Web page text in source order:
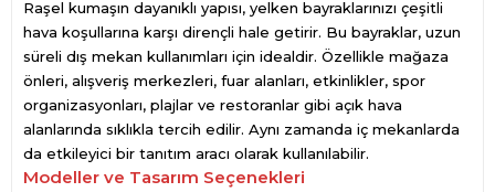
Raşel kumaşın dayanıklı yapısı, yelken bayraklarınızı çeşitli
hava koşullarına karşı dirençli hale getirir. Bu bayraklar, uzun
süreli dış mekan kullanımları için idealdir. Özellikle mağaza
önleri, alışveriş merkezleri, fuar alanları, etkinlikler, spor
organizasyonları, plajlar ve restoranlar gibi açık hava
alanlarında sıklıkla tercih edilir. Aynı zamanda iç mekanlarda
da etkileyici bir tanıtım aracı olarak kullanılabilir.
Modeller ve Tasarım Seçenekleri